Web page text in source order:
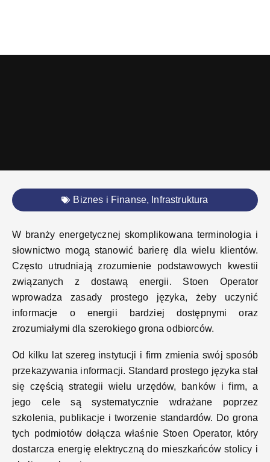
Biznes i Finanse, Infrastruktura
W branży energetycznej skomplikowana terminologia i
słownictwo mogą stanowić barierę dla wielu klientów.
Często utrudniają zrozumienie podstawowych kwestii
związanych z dostawą energii. Stoen Operator
wprowadza zasady prostego języka, żeby uczynić
informacje o energii bardziej dostępnymi oraz
zrozumiałymi dla szerokiego grona odbiorców.
Od kilku lat szereg instytucji i firm zmienia swój sposób
przekazywania informacji. Standard prostego języka stał
się częścią strategii wielu urzędów, banków i firm, a
jego cele są systematycznie wdrażane poprzez
szkolenia, publikacje i tworzenie standardów. Do grona
tych podmiotów dołącza właśnie Stoen Operator, który
dostarcza energię elektryczną do mieszkańców stolicy i